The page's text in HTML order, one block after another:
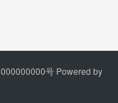
号Powered by